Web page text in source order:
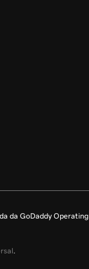
da GoDaddy Operating
.